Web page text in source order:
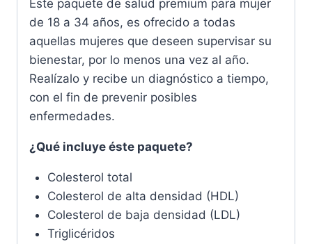
Este paquete de salud premium para mujer
de 18 a 34 años, es ofrecido a todas
aquellas mujeres que deseen supervisar su
bienestar, por lo menos una vez al año.
Realízalo y recibe un diagnóstico a tiempo,
con el fin de prevenir posibles
enfermedades.
¿Qué incluye éste paquete?
Colesterol total
Colesterol de alta densidad (HDL)
Colesterol de baja densidad (LDL)
Triglicéridos